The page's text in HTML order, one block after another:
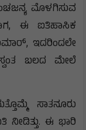
ಮೊಳಗಿಸುವ
ಈ ಐತಿಹಾಸಿಕ
ಇದರಿಂದಲೇ
ಸ್ವಂತ ಬಲದ ಮೇಲೆ
ಸಾತನೂರು
ನೀಡಿತ್ತು. ಈ ಭಾರಿ